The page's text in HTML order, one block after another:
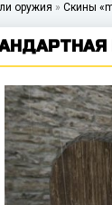
оружия » Скины